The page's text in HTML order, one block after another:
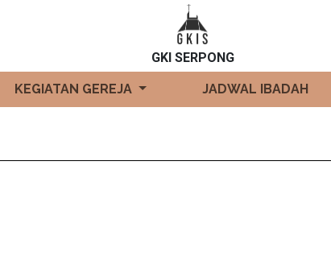
GKI SERPONG
KEGIATAN GEREJA JADWAL IBADAH